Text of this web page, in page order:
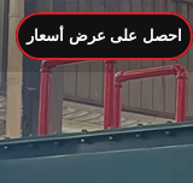
احصل على عرض أسعار